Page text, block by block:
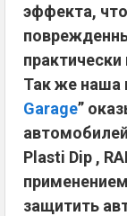
эффекта,
Так же наша
Garage”
Plasti Dip ,
защитить